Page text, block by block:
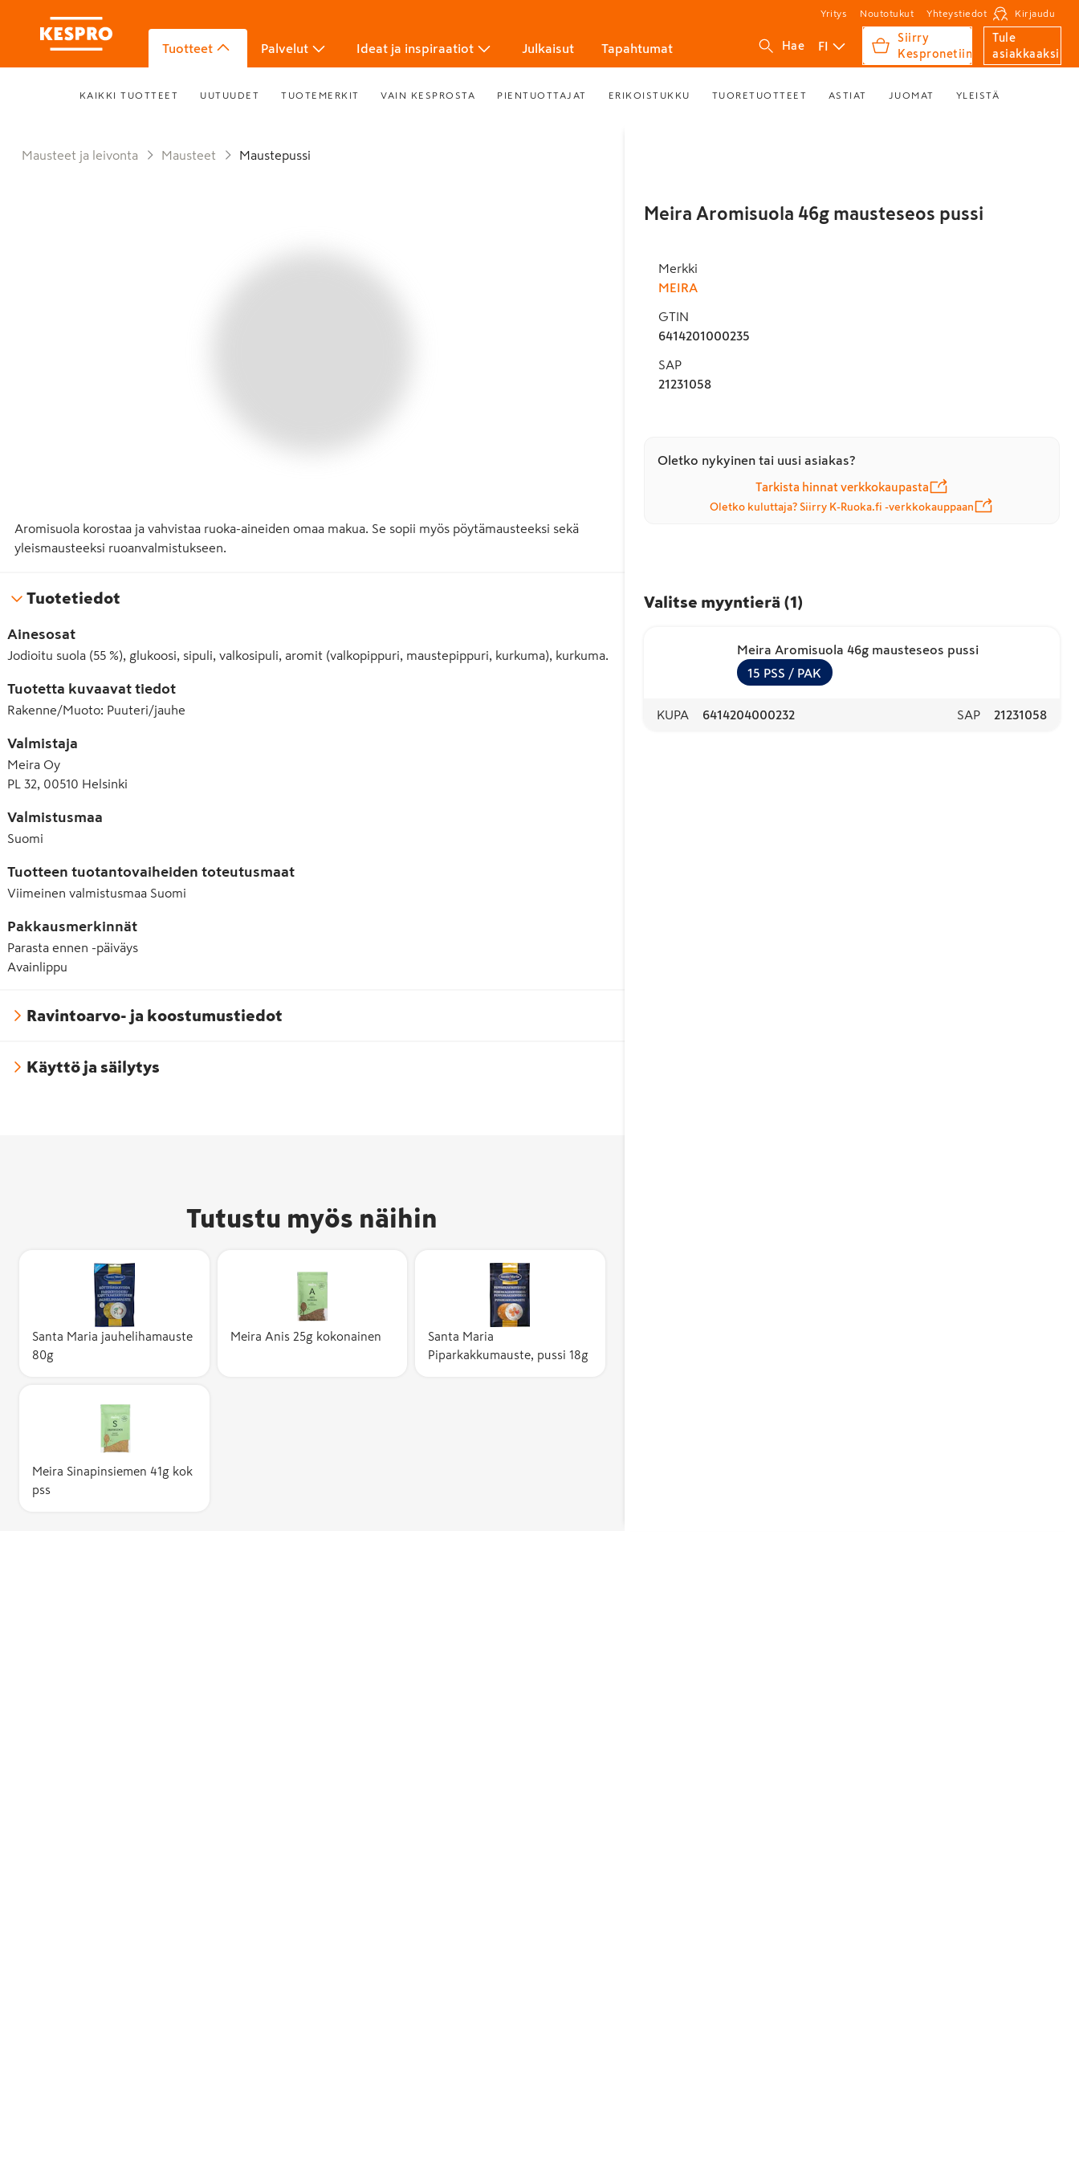
Yritys Noutotukut Yhteystiedot Kirjaudu
Tuotteet Palvelut Ideat ja inspiraatiot Julkaisut Tapahtumat Hae FI
Siirry
Kespronetiin
Tule
asiakkaaksi
KAIKKI TUOTTEET UUTUUDET TUOTEMERKIT VAIN KESPROSTA PIENTUOTTAJAT ERIKOISTUKKU TUORETUOTTEET ASTIAT JUOMAT YLEISTÄ
Mausteet ja leivonta Mausteet Maustepussi
Aromisuola korostaa ja vahvistaa ruoka-aineiden omaa makua. Se sopii myös pöytämausteeksi sekä
yleismausteeksi ruoanvalmistukseen.
Tuotetiedot
Ainesosat
Jodioitu suola (55 %), glukoosi, sipuli, valkosipuli, aromit (valkopippuri, maustepippuri, kurkuma), kurkuma.
Tuotetta kuvaavat tiedot
Rakenne/Muoto: Puuteri/jauhe
Valmistaja
Meira Oy
PL 32, 00510 Helsinki
Valmistusmaa
Suomi
Tuotteen tuotantovaiheiden toteutusmaat
Viimeinen valmistusmaa Suomi
Pakkausmerkinnät
Parasta ennen -päiväys
Avainlippu
Ravintoarvo- ja koostumustiedot
Käyttö ja säilytys
Tutustu myös näihin
Santa Maria jauhelihamauste
80g
Meira Anis 25g kokonainen
Santa Maria
Piparkakkumauste, pussi 18g
Meira Sinapinsiemen 41g kok
pss
Meira Aromisuola 46g mausteseos pussi
Merkki
MEIRA
GTIN
6414201000235
SAP
21231058
Oletko nykyinen tai uusi asiakas?
Tarkista hinnat verkkokaupasta
Oletko kuluttaja? Siirry K-Ruoka.fi -verkkokauppaan
Valitse myyntierä (1 )
Meira Aromisuola 46g mausteseos pussi
15 PSS / PAK
KUPA 6414204000232 SAP 21231058